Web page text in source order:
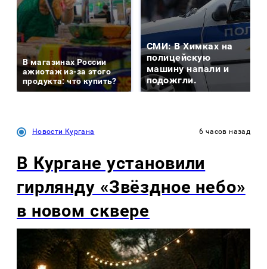
В магазинах России
ажиотаж из-за этого
продукта: что купить?
СМИ: В Химках на
полицейскую
машину напали и
подожгли.
Новости Кургана 6 часов назад
В Кургане установили
гирлянду «Звёздное небо»
в новом сквере